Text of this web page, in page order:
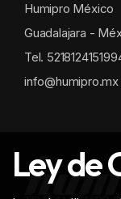
Humipro México
Guadalajara -
Tel.
info@humipro.mx
Ley de